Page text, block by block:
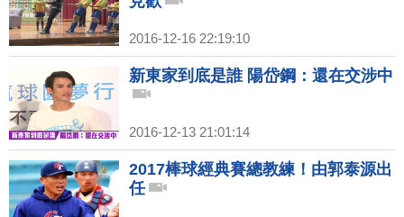
2016-12-16 22:19:10
新東家到底是誰 陽岱鋼：還在交涉中
2016-12-13 21:01:14
2017棒球經典賽總教練！由郭泰源出
任